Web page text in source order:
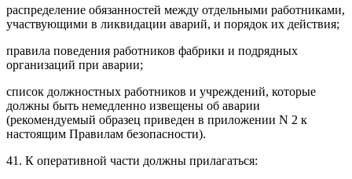
распределение обязанностей между отдельными работниками,
участвующими в ликвидации аварий, и порядок их действия;
правила поведения работников фабрики и подрядных
организаций при аварии;
список должностных работников и учреждений, которые
должны быть немедленно извещены об аварии
(рекомендуемый образец приведен в приложении N 2 к
настоящим Правилам безопасности).
41. К оперативной части должны прилагаться: